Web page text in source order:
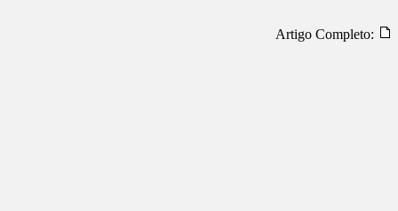
Artigo Completo: